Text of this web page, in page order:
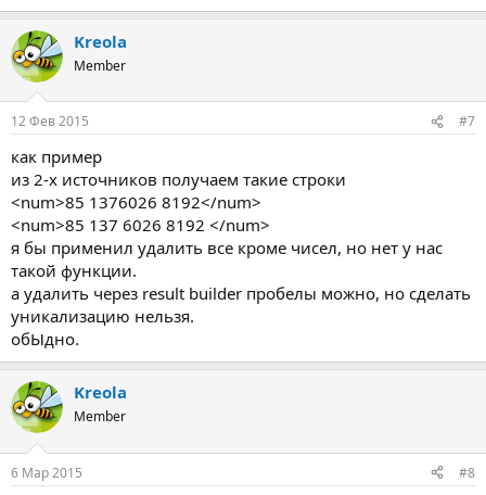
Kreola
Member
12 Фев 2015 #7
как пример
из 2-х источников получаем такие строки
<num>85 1376026 8192</num>
<num>85 137 6026 8192 </num>
я бы применил удалить все кроме чисел, но нет у нас
такой функции.
а удалить через result builder пробелы можно, но сделать
уникализацию нельзя.
обЫдно.
Kreola
Member
6 Мар 2015 #8